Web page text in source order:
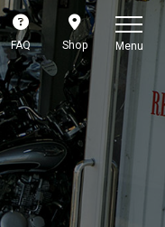
FAQ Shop Menu